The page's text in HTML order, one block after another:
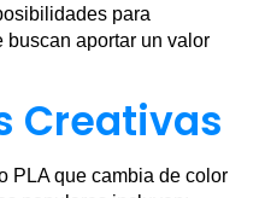
para
aportar un valor
Creativas
PLA que cambia de color